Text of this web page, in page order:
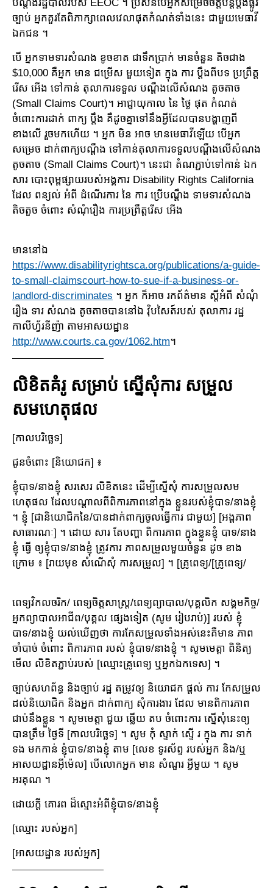
បណ្តឹងរដ្ឋបាលរបស់ EEOC ។ ប្រសិនបើអ្នកសម្រេចចិត្តបន្តប្តឹងផ្លូវ
ច្បាប់ អ្នកគួរតែពិភាក្សាពេលវេលាផុតកំណត់ទាំងនេះ ជាមួយមេធាវី
ឯកជន ។
បើ អ្នកទាមទារសំណង ខូចខាត ជាទឹកប្រាក់ មានចំនួន តិចជាង
$10,000 គឺអ្នក មាន ជម្រើស មួយទៀត ក្នុង ការ ប្តឹងពីបទ ប្រព្រឹត្ត
រើស អើង ទៅកាន់ តុលាការទទួល បណ្តឹងលើសំណង តូចតាច
(Small Claims Court)។ អាជ្ញាយុកាល នៃ ថ្ងៃ ផុត កំណត់
ចំពោះការដាក់ ពាក្យ ប្តឹង គឺដូចគ្នាទៅនឹងអ្វីដែលបានបង្ហាញពី
ខាងលើ រួចមកហើយ ។ អ្នក មិន អាច មានមេធាវីឡើយ បើអ្នក
សម្រេច ដាក់ពាក្យបណ្តឹង ទៅកាន់តុលាការទទួលបណ្តឹងលើសំណង
តូចតាច (Small Claims Court)។ នេះជា តំណភ្ជាប់ទៅកាន់ ឯក
សារ បោះពុម្ពផ្សាយរបស់អង្គការ Disability Rights California
ដែល ពន្យល់ អំពី ដំណើរការ នៃ ការ ប្រើបណ្តឹង ទាមទារសំណង
តិចតួច ចំពោះ សំណុំរឿង ការប្រព្រឹត្តរើស អើង
មាននៅឯ
https://www.disabilityrightsca.org/publications/a-guide-
to-small-claimscourt-how-to-sue-if-a-business-or-
landlord-discriminates ។ អ្នក ក៏អាច រកព័ត៌មាន ស្តីអំពី សំណុំ
រឿង ទារ សំណង តូចតាចបាននៅឯ វ៉ិបសៃត៍របស់ តុលាការ រដ្ឋ
កាលីហ្វ័រនីញ៉ា តាមអាសយដ្ឋាន
http://www.courts.ca.gov/1062.htm។
លិខិតគំរូ សម្រាប់ ស្នើសុំការ សម្រួល
សមហេតុផល
[កាលបរិច្ឆេទ]
ជូនចំពោះ [និយោជក] ៖
ខ្ញុំបាទ/នាងខ្ញុំ សរសេរ លិខិតនេះ ដើម្បីស្នើសុំ ការសម្រួលសម
ហេតុផល ដែលបណ្តាលពីពិការភាពនៅក្នុង ខ្លួនរបស់ខ្ញុំបាទ/នាងខ្ញុំ
។ ខ្ញុំ [ជានិយោជិកនៃ/បានដាក់ពាក្យចូលធ្វើការ ជាមួយ] [អង្គភាព
សាធារណៈ] ។ ដោយ សារ តែបញ្ហា ពិការភាព ក្នុងខ្លួនខ្ញុំ បាទ/នាង
ខ្ញុំ ធ្វើ ឲ្យខ្ញុំបាទ/នាងខ្ញុំ ត្រូវការ ភាពសម្រួលមួយចំនួន ដូច ខាង
ក្រោម ៖ [រាយមុខ សំណើសុំ ការសម្រួល] ។ [គ្រូពេទ្យ/[គ្រូពេទ្យ/
ពេទ្យវិកលចរិក/ ពេទ្យចិត្តសាស្រ្ត/ពេទ្យព្យាបាល/បុគ្គលិក សង្គមកិច្ច/
អ្នកព្យាបាលអាជីព/បុគ្គល ផ្សេងទៀត (សូម រៀបរាប់)] របស់ ខ្ញុំ
បាទ/នាងខ្ញុំ យល់ឃើញថា ការកែសម្រួលទាំងអស់នេះគឺមាន ភាព
ចាំបាច់ ចំពោះ ពិការភាព របស់ ខ្ញុំបាទ/នាងខ្ញុំ ។ សូមមេត្តា ពិនិត្យ
មើល លិខិតភ្ជាប់របស់ [ឈ្មោះគ្រូពេទ្យ ឬអ្នកឯកទេស] ។
ច្បាប់សហព័ន្ធ និងច្បាប់ រដ្ឋ តម្រូវឲ្យ និយោជក ផ្តល់ ការ កែសម្រួល
ដល់និយោជិក និងអ្នក ដាក់ពាក្យ សុំការងារ ដែល មានពិការភាព
ជាប់នឹងខ្លួន ។ សូមមេត្តា ជួយ ឆ្លើយ តប ចំពោះការ ស្នើសុំនេះឲ្យ
បានត្រឹម ថ្ងៃទី [កាលបរិច្ឆេទ] ។ សូម កុំ ស្ទាក់ ស្ទើ រ ក្នុង ការ ទាក់
ទង មកកាន់ ខ្ញុំបាទ/នាងខ្ញុំ តាម [លេខ ទូរស័ព្ទ របស់អ្នក និង/ឬ
អាសយដ្ឋានអ៊ីម៉េល] បើលោកអ្នក មាន សំណួរ អ្វីមួយ ។ សូម
អរគុណ ។
ដោយក្តី គោរព ដ៏ស្មោះអំពីខ្ញុំបាទ/នាងខ្ញុំ
[ឈ្មោះ របស់អ្នក]
[អាសយដ្ឋាន របស់អ្នក]